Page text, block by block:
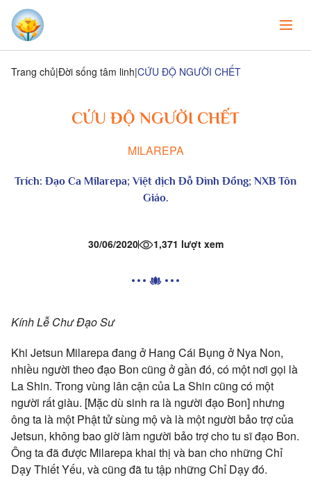
Trang chủ Đời sống tâm linh CỨU ĐỘ NGƯỜI CHẾT
CỨU ĐỘ NGƯỜI CHẾT
MILAREPA
Trích: Đạo Ca Milarepa;Việt dịch Đỗ Đình Đồng; NXB Tôn
Giáo.
30/06/2020 1,371 lượt xem
Kính Lễ Chư Đạo Sư
Khi Jetsun Milarepa đang ở Hang Cái Bụng ở Nya Non,
nhiều người theo đạo Bon cũng ở gần đó, có một nơi gọi là
La Shin. Trong vùng lân cận của La Shin cũng có một
người rất giàu. [Mặc dù sinh ra là người đạo Bon] nhưng
ông ta là một Phật tử sùng mộ và là một người bảo trợ của
Jetsun, không bao giờ làm người bảo trợ cho tu sĩ đạo Bon.
Ông ta đã được Milarepa khai thị và ban cho những Chỉ
Dạy Thiết Yếu, và cũng đã tu tập những Chỉ Dạy đó.